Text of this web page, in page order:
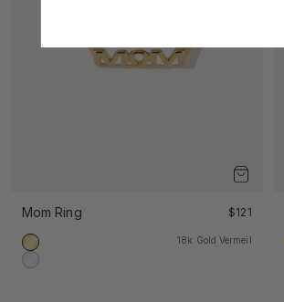
Mom Ring Angebot
$121
18k Gold Vermeil
925 Sterling Silber
18k Gold Vermeil